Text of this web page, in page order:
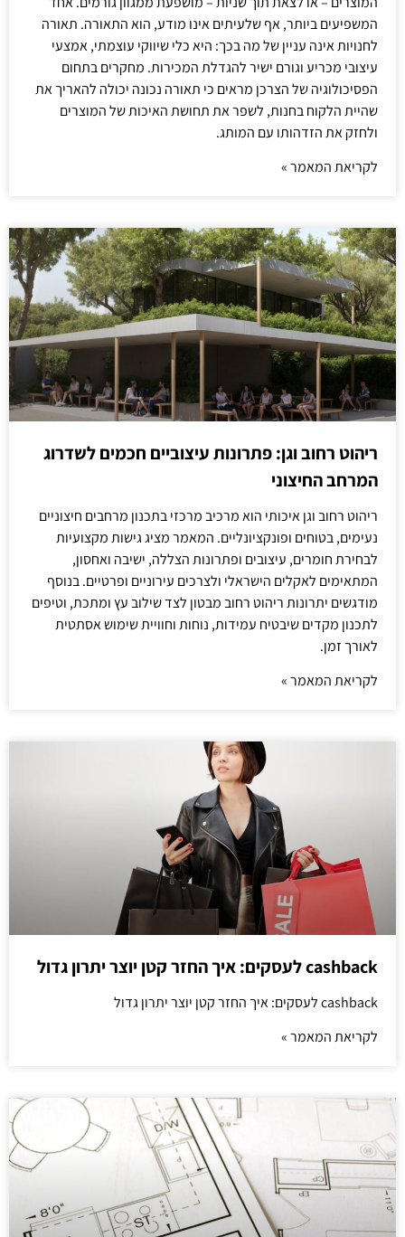
המשפיעים ביותר, אף שלעיתים אינו מודע, הוא התאורה. תאורה
לחנויות אינה עניין של מה בכך: היא כלי שיווקי עוצמתי, אמצעי
עיצובי מכריע וגורם ישיר להגדלת המכירות. מחקרים בתחום
הפסיכולוגיה של הצרכן מראים כי תאורה נכונה יכולה להאריך את
שהיית הלקוח בחנות, לשפר את תחושת האיכות של המוצרים
ולחזק את הזדהותו עם המותג.
לקריאת המאמר »
ריהוט רחוב וגן: פתרונות עיצוביים חכמים לשדרוג
המרחב החיצוני
ריהוט רחוב וגן איכותי הוא מרכיב מרכזי בתכנון מרחבים חיצוניים
נעימים, בטוחים ופונקציונליים. המאמר מציג גישות מקצועיות
לבחירת חומרים, עיצובים ופתרונות הצללה, ישיבה ואחסון,
המתאימים לאקלים הישראלי ולצרכים עירוניים ופרטיים. בנוסף
מודגשים יתרונות ריהוט רחוב מבטון לצד שילוב עץ ומתכת, וטיפים
לתכנון מקדים שיבטיח עמידות, נוחות וחוויית שימוש אסתטית
לאורך זמן.
לקריאת המאמר »
cashback לעסקים: איך החזר קטן יוצר יתרון גדול
cashback לעסקים: איך החזר קטן יוצר יתרון גדול
לקריאת המאמר »